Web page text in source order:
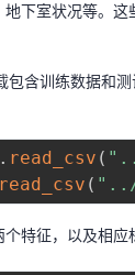
下室状况等。这
包含训练数据和
. read_csv (
read_csv ( "../
特征，以及相应